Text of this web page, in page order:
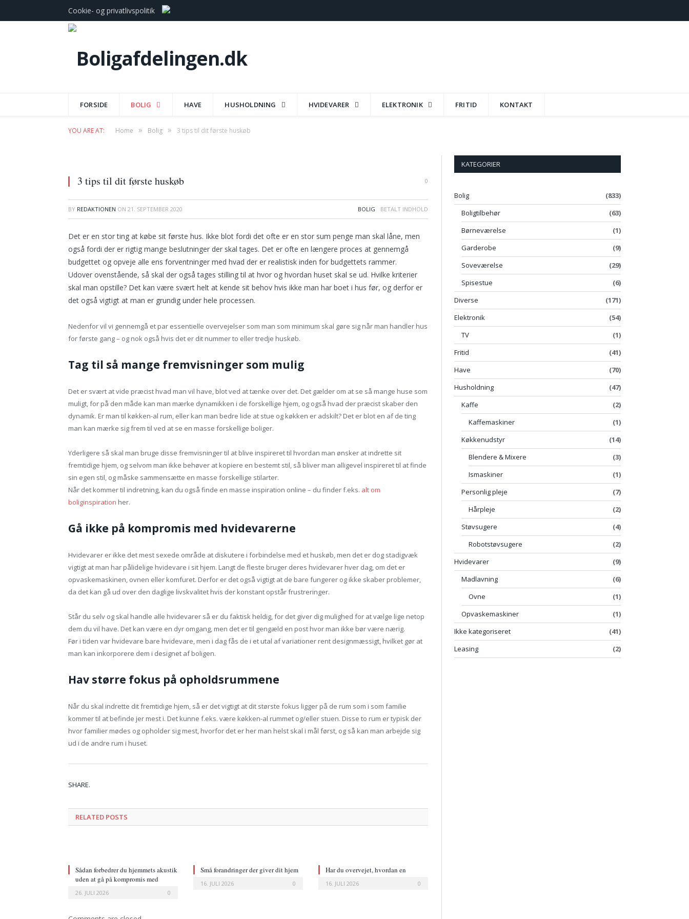
Cookie- og privatlivspolitik
FORSIDE BOLIG HAVE HUSHOLDNING HVIDEVARER ELEKTRONIK FRITID KONTAKT
YOU ARE AT: Home » Bolig » 3 tips til dit første huskøb
3 tips til dit første huskøb 0
BY REDAKTIONEN ON 21. SEPTEMBER 2020 BOLIG
Det er en stor ting at købe sit første hus. Ikke blot fordi det ofte er en stor sum penge man skal låne, men
også fordi der er rigtig mange beslutninger der skal tages. Det er ofte en længere proces at gennemgå
budgettet og opveje alle ens forventninger med hvad der er realistisk inden for budgettets rammer.
Udover ovenstående, så skal der også tages stilling til at hvor og hvordan huset skal se ud. Hvilke kriterier
skal man opstille? Det kan være svært helt at kende sit behov hvis ikke man har boet i hus før, og derfor er
det også vigtigt at man er grundig under hele processen.
Nedenfor vil vi gennemgå et par essentielle overvejelser som man som minimum skal gøre sig når man handler hus
for første gang – og nok også hvis det er dit nummer to eller tredje huskøb.
Tag til så mange fremvisninger som mulig
Det er svært at vide præcist hvad man vil have, blot ved at tænke over det. Det gælder om at se så mange huse som
muligt, for på den måde kan man mærke dynamikken i de forskellige hjem, og også hvad der præcist skaber den
dynamik. Er man til køkken-al rum, eller kan man bedre lide at stue og køkken er adskilt? Det er blot en af de ting
man kan mærke sig frem til ved at se en masse forskellige boliger.
Yderligere så skal man bruge disse fremvisninger til at blive inspireret til hvordan man ønsker at indrette sit
fremtidige hjem, og selvom man ikke behøver at kopiere en bestemt stil, så bliver man alligevel inspireret til at finde
sin egen stil, og måske sammensætte en masse forskellige stilarter.
Når det kommer til indretning, kan du også finde en masse inspiration online – du finder f.eks. alt om
boliginspiration her.
Gå ikke på kompromis med hvidevarerne
Hvidevarer er ikke det mest sexede område at diskutere i forbindelse med et huskøb, men det er dog stadigvæk
vigtigt at man har pålidelige hvidevare i sit hjem. Langt de fleste bruger deres hvidevarer hver dag, om det er
opvaskemaskinen, ovnen eller komfuret. Derfor er det også vigtigt at de bare fungerer og ikke skaber problemer,
da det kan gå ud over den daglige livskvalitet hvis der konstant opstår frustreringer.
Står du selv og skal handle alle hvidevarer så er du faktisk heldig, for det giver dig mulighed for at vælge lige netop
dem du vil have. Det kan være en dyr omgang, men det er til gengæld en post hvor man ikke bør være nærig.
Før i tiden var hvidevare bare hvidevare, men i dag fås de i et utal af variationer rent designmæssigt, hvilket gør at
man kan inkorporere dem i designet af boligen.
Hav større fokus på opholdsrummene
Når du skal indrette dit fremtidige hjem, så er det vigtigt at dit største fokus ligger på de rum som i som familie
kommer til at befinde jer mest i. Det kunne f.eks. være køkken-al rummet og/eller stuen. Disse to rum er typisk der
hvor familier mødes og opholder sig mest, hvorfor det er her man helst skal i mål først, og så kan man arbejde sig
ud i de andre rum i huset.
SHARE.
RELATED POSTS
Sådan forbedrer du hjemmets akustik
uden at gå på kompromis med
26. JULI 2026 0
Små forandringer der giver dit hjem
16. JULI 2026 0
Har du overvejet, hvordan en
16. JULI 2026 0
KATEGORIER
Bolig
(833)
Boligtilbehør
(63)
Børneværelse
(1)
Garderobe
(9)
Soveværelse
(29)
Spisestue
(6)
Diverse
(171)
Elektronik
(54)
TV
(1)
Fritid
(41)
Have
(70)
Husholdning
(47)
Kaffe
(2)
Kaffemaskiner
(1)
Køkkenudstyr
(14)
Blendere & Mixere
(3)
Ismaskiner
(1)
Personlig pleje
(7)
Hårpleje
(2)
Støvsugere
(4)
Robotstøvsugere
(2)
Hvidevarer
(9)
Madlavning
(6)
Ovne
(1)
Opvaskemaskiner
(1)
Ikke kategoriseret
(41)
Leasing
(2)